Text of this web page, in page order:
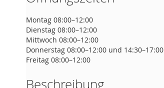
Montag 08:00–12:00
Dienstag 08:00–12:00
Mittwoch 08:00–12:00
Donnerstag 08:00–12:00 und 14:30–17:00
Freitag 08:00–12:00
Beschreibung